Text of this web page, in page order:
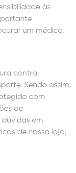
às
um médico.
contra
Sendo assim,
com
de
em
de nossa loja,